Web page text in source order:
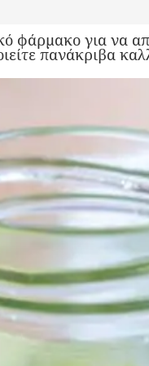
φάρμακο για να
πανάκριβα